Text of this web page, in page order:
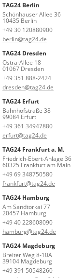
TAG24 Berlin
Schönhauser Allee 36
10435 Berlin
+49 30 120880900
berlin@tag24.de
TAG24 Dresden
Ostra-Allee 18
01067 Dresden
+49 351 888-2424
dresden@tag24.de
TAG24 Erfurt
Bahnhofstraße 38
99084 Erfurt
+49 361 34947880
erfurt@tag24.de
TAG24 Frankfurt a. M.
Friedrich-Ebert-Anlage 36
60325 Frankfurt am Main
+49 69 348750580
frankfurt@tag24.de
TAG24 Hamburg
Am Sandtorkai 77
20457 Hamburg
+49 40 228608090
hamburg@tag24.de
TAG24 Magdeburg
Breiter Weg 8-10A
39104 Magdeburg
+49 391 50548260